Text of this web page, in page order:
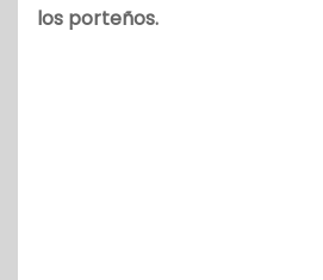
los porteños.